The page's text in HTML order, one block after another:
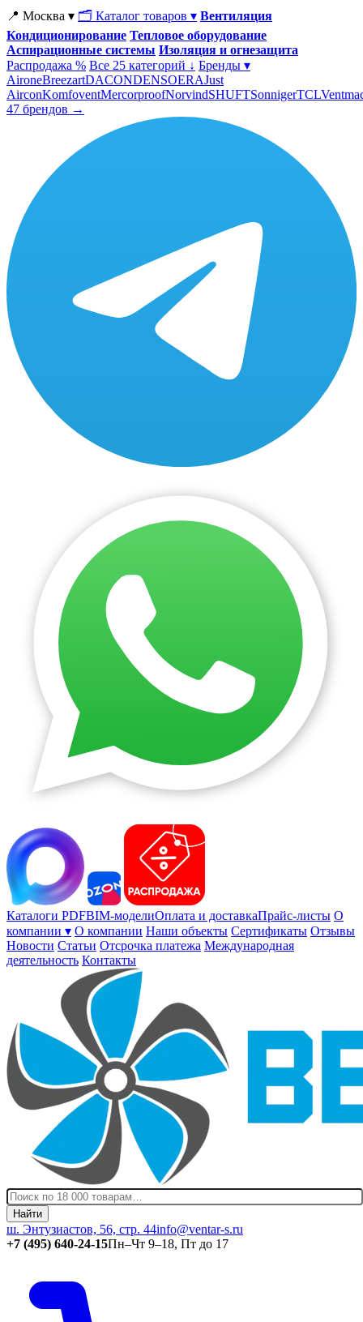
📍 Москва ▾ 🗂 Каталог товаров ▾ Вентиляция
Кондиционирование Тепловое оборудование
Аспирационные системы Изоляция и огнезащита
Распродажа % Все 25 категорий ↓ Бренды ▾
AironeBreezartDACONDENSOERAJust
AirconKomfoventMercorproofNorvindSHUFTSonnigerTCL
47 брендов →
Каталоги PDFBIM-моделиОплата и доставкаПрайс-листы О
компании ▾ О компании Наши объекты Сертификаты Отзывы
Новости Статьи Отсрочка платежа Международная
деятельность Контакты
Найти
ш. Энтузиастов, 56, стр. 44info@ventar-s.ru
+7 (495) 640-24-15Пн–Чт 9–18, Пт до 17